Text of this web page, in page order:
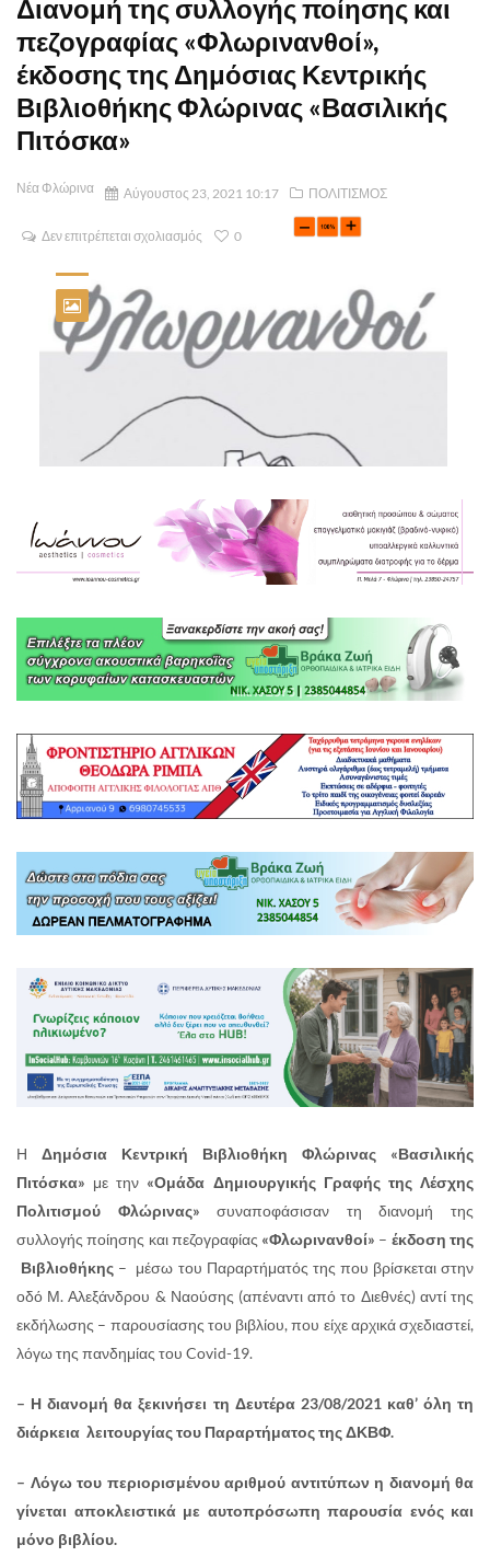
Διανομή της συλλογής ποίησης και
πεζογραφίας «Φλωρινανθοί»,
έκδοσης της Δημόσιας Κεντρικής
Βιβλιοθήκης Φλώρινας «Βασιλικής
Πιτόσκα»
Νέα Φλώρινα Αύγουστος 23, 2021 10:17 ΠΟΛΙΤΙΣΜΟΣ
Δεν επιτρέπεται σχολιασμός 0
Η Δημόσια Κεντρική Βιβλιοθήκη Φλώρινας «Βασιλικής
Πιτόσκα» με την «Ομάδα Δημιουργικής Γραφής της Λέσχης
Πολιτισμού Φλώρινας» συναποφάσισαν τη διανομή της
συλλογής ποίησης και πεζογραφίας «Φλωρινανθοί» – έκδοση της
Βιβλιοθήκης – μέσω του Παραρτήματός της που βρίσκεται στην
οδό Μ. Αλεξάνδρου & Ναούσης (απέναντι από το Διεθνές) αντί της
εκδήλωσης – παρουσίασης του βιβλίου, που είχε αρχικά σχεδιαστεί,
λόγω της πανδημίας του Covid-19.
– Η διανομή θα ξεκινήσει τη Δευτέρα 23/08/2021 καθ’ όλη τη
διάρκεια λειτουργίας του Παραρτήματος της ΔΚΒΦ.
– Λόγω του περιορισμένου αριθμού αντιτύπων η διανομή θα
γίνεται αποκλειστικά με αυτοπρόσωπη παρουσία ενός και
μόνο βιβλίου.